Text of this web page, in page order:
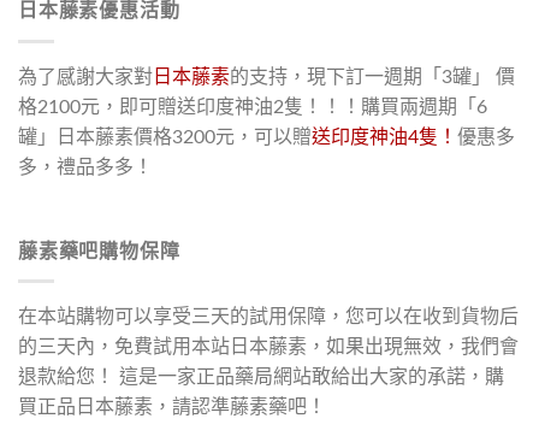
日本藤素優惠活動
為了感謝大家對 日本藤素的支持，現下訂一週期「3罐」 價
格2100元，即可贈送印度神油2隻！！！購買兩週期「6
罐」日本藤素價格3200元，可以贈送印度神油4隻！ 優惠多
多，禮品多多！
藤素藥吧購物保障
在本站購物可以享受三天的試用保障，您可以在收到貨物后
的三天內，免費試用本站日本藤素，如果出現無效，我們會
退款給您！ 這是一家正品藥局網站敢給出大家的承諾，購
買正品日本藤素，請認準藤素藥吧！